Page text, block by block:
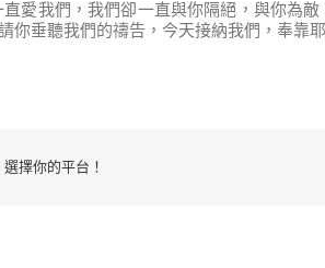
愛我們，我們卻一直與你隔絕，與你為
你垂聽我們的禱告，今天接納我們，奉靠
擇你的平台！